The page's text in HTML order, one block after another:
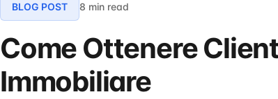
BLOG POST 8 min read
Come Ottenere
Immobiliare